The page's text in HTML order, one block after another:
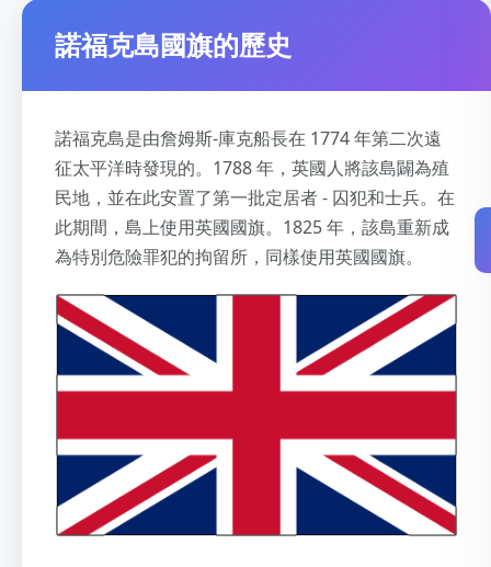
諾福克島國旗的歷史
諾福克島是由詹姆斯-庫克船長在 1774 年第二次遠
征太平洋時發現的。1788 年，英國人將該島闢為殖
民地，並在此安置了第一批定居者 - 囚犯和士兵。在
此期間，島上使用英國國旗。1825 年，該島重新成
為特別危險罪犯的拘留所，同樣使用英國國旗。